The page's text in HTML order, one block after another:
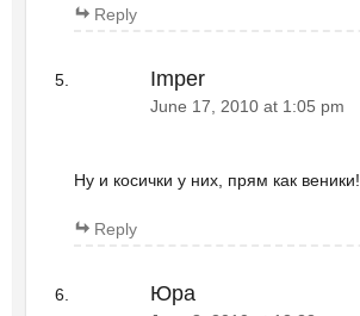
Reply
Imper
June 17, 2010 at 1:05 pm
Ну и косички у них, прям как веники!
Reply
Юра